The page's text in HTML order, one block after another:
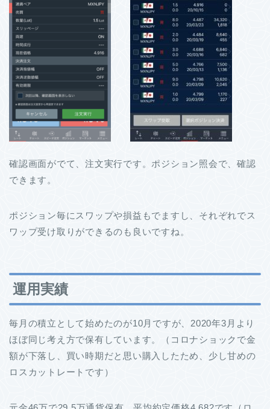
確認画面がでて、注文実行です。ポジション照会で、確認
できます。
ポジション毎にスワップや損益もでますし、それぞれでス
ワップ受け取りができるのも良いですね。
運用実績
毎月の積立として始めたのが10月ですが、2020年3月より
ほぼ同じ考え方で保有しています。（コロナショックで金
額が下落し、買い時期だと思い購入したため、少し甘めの
ロスカットレートです）